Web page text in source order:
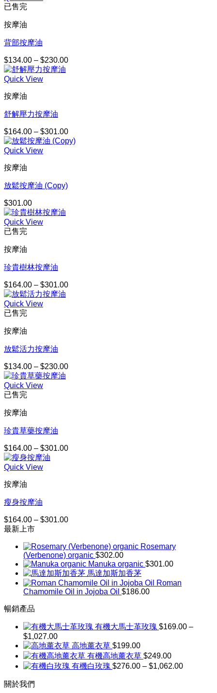
已售完
按摩油
背部按摩油
$134.00 – $230.00價
Quick View
按摩油
舒解壓力按摩油
$164.00 – $301.00價
格
Quick View
按摩油
放鬆按摩油 (Copy)
$301.00
Quick View
已售完
按摩油
珍貴樹林按摩油
$164.00 – $301.00價
Quick View
已售完
按摩油
放鬆活力按摩油
$134.00 – $230.00價
Quick View
已售完
按摩油
珍貴草藥按摩油
$164.00 – $301.00價
Quick View
按摩油
瘦身按摩油
$164.00 – $301.00價
圍：
$164.00
到
$301.00
最新上市
Rosemary
(Verbenone) organic $302.00
Manuka organic $301.00
馬達加斯加香茅
Roman
Chamomile Oil in Jojoba Oil $186.00
暢銷產品
有機大馬士革玫瑰 $169.00 –
$1,027.00價
格
範
圍：
高地薰衣草 $199.00
有機高地薰衣草 $249.00
有機白玫瑰 $276.00 – $1,062.00價
關於我們